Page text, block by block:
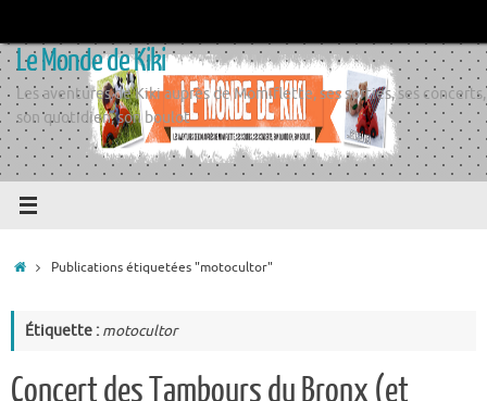
contenu
Le Monde de Kiki
Les aventures de Kiki auprès de Momiflette, ses sorties, ses concerts,
son quotidien, son boulot
AccueilPublications étiquetées "motocultor"
Étiquette : motocultor
Concert des Tambours du Bronx (et